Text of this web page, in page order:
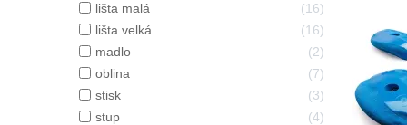
lišta malá
16
lišta velká
16
madlo
2
oblina
7
stisk
3
stup
4